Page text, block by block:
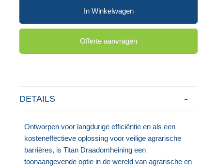
In Winkelwagen
Offerte aanvragen
DETAILS
Ontworpen voor langdurige efficiëntie en als een
kosteneffectieve oplossing voor veilige agrarische
barrières, is Titan Draadomheining een
toonaangevende optie in de wereld van agrarische en